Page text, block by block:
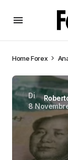
HomeForex
Di
8